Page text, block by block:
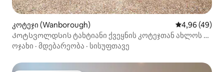
კოტეჯი (Wanborough) საშუალო
4,96 (49)
Კოტსვოლდსის ტახტიანი ქვეყნის კოტეჯთან ახლოს 4
საწოლიანი
ოჯახი · მდებარეობა · სისუფთავე